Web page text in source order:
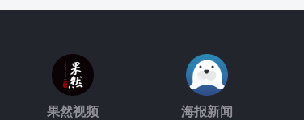
果然视频 海报新闻